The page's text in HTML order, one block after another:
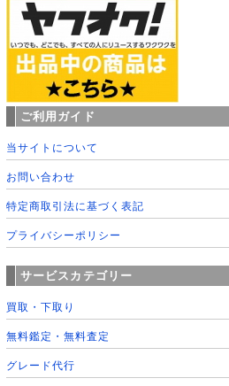
ご利用ガイド
当サイトについて
お問い合わせ
特定商取引法に基づく表記
プライバシーポリシー
サービスカテゴリー
買取・下取り
無料鑑定・無料査定
グレード代行